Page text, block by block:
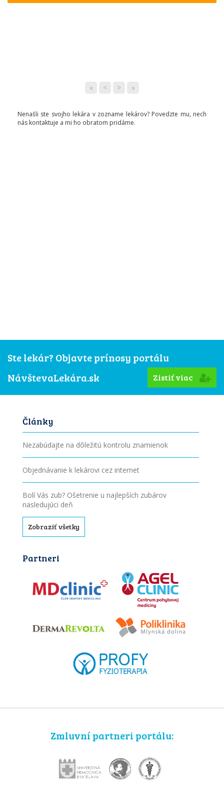
« < > »
Nenašli ste svojho lekára v zozname lekárov? Povedzte mu, nech
nás kontaktuje a mi ho obratom pridáme.
Ste lekár? Objavte prínosy portálu
NávštevaLekára.sk
Zistiť viac
Články
Nezabúdajte na dôležitú kontrolu znamienok
Objednávanie k lekárovi cez internet
Bolí Vás zub? Ošetrenie u najlepších zubárov
nasledujúci deň
Zobraziť všetky
Partneri
Zmluvní partneri portálu: